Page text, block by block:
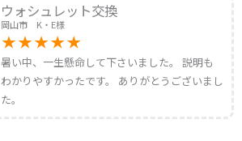
ウォシュレット交換
岡山市 K・E様
暑い中、一生懸命して下さいました。 説明も
わかりやすかったです。 ありがとうございまし
た。